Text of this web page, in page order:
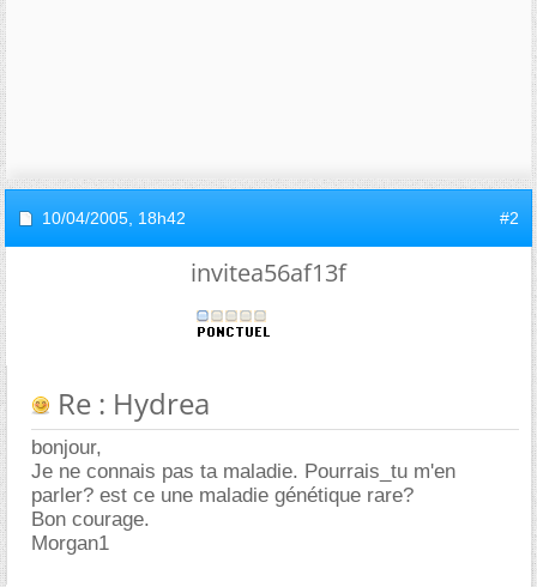
10/04/2005, 18h42 #2
invitea56af13f
Re : Hydrea
bonjour,
Je ne connais pas ta maladie. Pourrais_tu m'en
parler? est ce une maladie génétique rare?
Bon courage.
Morgan1